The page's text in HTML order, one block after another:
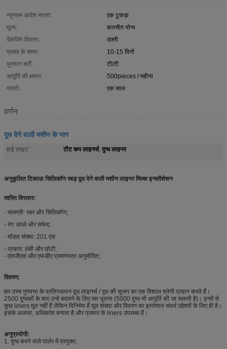
न्यूनतम आदेश मात्रा:
एक टुकड़ा
मूल्य:
बातचीत योग्य
पैकेजिंग विवरण:
दफ़्ती
प्रसव के समय:
10-15 दिनों
भुगतान शर्तें:
टी/टी
आपूर्ति की क्षमता:
500pieces / महीना
गारंटी:
एक साल
वर्णन
दूध देने वाली मशीन के भाग
हाई लाइट: टीट कप लाइनर्स, दुग्ध लाइनर
अनुकूलित टिकाऊ सिलिकॉन रबड़ दूध देने वाली मशीन लाइनर मिल्क इन्फ़्लैशेशन
त्वरित विस्तार:
- सामग्री: रबर और सिलिकॉन;
- रंग: काले और सफेद;
- मॉडल संख्या: 201 एस
- प्रकार: लंबी और छोटी;
- एसजीएस और एफडीए प्रमाणपत्र अनुमोदित;
विवरण:
हम उच्च गुणवत्ता के प्रतिस्थापन दूध लाइनर्स / दूध की सूजन का एक विशाल श्रेणी प्रदान करते हैं।
2500 दुग्धकों के बाद उन्हें बदलने के लिए मत भूलना (5000 दुग्ध भी आपूर्ति की जा सकती है)। इनमें से
कुछ liners मूल नहीं हैं लेकिन विनिमेय हैं मूल संख्या और विवरण का इस्तेमाल संदर्भ उद्देश्यों के लिए ही है।
इसके अलावा, अधिकांश बनाता है और प्रकार के liners उपलब्ध हैं।
अनुप्रयोगों:
1. दुग्ध करने वाले पार्लर में प्रयुक्त;